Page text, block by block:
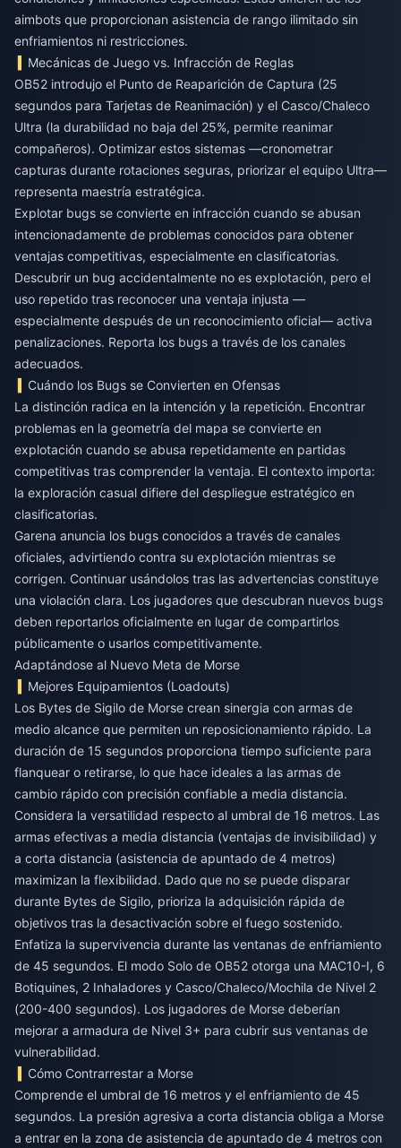
aimbots que proporcionan asistencia de rango ilimitado sin
enfriamientos ni restricciones.
Mecánicas de Juego vs. Infracción de Reglas
OB52 introdujo el Punto de Reaparición de Captura (25
segundos para Tarjetas de Reanimación) y el Casco/Chaleco
Ultra (la durabilidad no baja del 25%, permite reanimar
compañeros). Optimizar estos sistemas —cronometrar
capturas durante rotaciones seguras, priorizar el equipo Ultra—
representa maestría estratégica.
Explotar bugs se convierte en infracción cuando se abusan
intencionadamente de problemas conocidos para obtener
ventajas competitivas, especialmente en clasificatorias.
Descubrir un bug accidentalmente no es explotación, pero el
uso repetido tras reconocer una ventaja injusta —
especialmente después de un reconocimiento oficial— activa
penalizaciones. Reporta los bugs a través de los canales
adecuados.
Cuándo los Bugs se Convierten en Ofensas
La distinción radica en la intención y la repetición. Encontrar
problemas en la geometría del mapa se convierte en
explotación cuando se abusa repetidamente en partidas
competitivas tras comprender la ventaja. El contexto importa:
la exploración casual difiere del despliegue estratégico en
clasificatorias.
Garena anuncia los bugs conocidos a través de canales
oficiales, advirtiendo contra su explotación mientras se
corrigen. Continuar usándolos tras las advertencias constituye
una violación clara. Los jugadores que descubran nuevos bugs
deben reportarlos oficialmente en lugar de compartirlos
públicamente o usarlos competitivamente.
Adaptándose al Nuevo Meta de Morse
Mejores Equipamientos (Loadouts)
Los Bytes de Sigilo de Morse crean sinergia con armas de
medio alcance que permiten un reposicionamiento rápido. La
duración de 15 segundos proporciona tiempo suficiente para
flanquear o retirarse, lo que hace ideales a las armas de
cambio rápido con precisión confiable a media distancia.
Considera la versatilidad respecto al umbral de 16 metros. Las
armas efectivas a media distancia (ventajas de invisibilidad) y
a corta distancia (asistencia de apuntado de 4 metros)
maximizan la flexibilidad. Dado que no se puede disparar
durante Bytes de Sigilo, prioriza la adquisición rápida de
objetivos tras la desactivación sobre el fuego sostenido.
Enfatiza la supervivencia durante las ventanas de enfriamiento
de 45 segundos. El modo Solo de OB52 otorga una MAC10-I, 6
Botiquines, 2 Inhaladores y Casco/Chaleco/Mochila de Nivel 2
(200-400 segundos). Los jugadores de Morse deberían
mejorar a armadura de Nivel 3+ para cubrir sus ventanas de
vulnerabilidad.
Cómo Contrarrestar a Morse
Comprende el umbral de 16 metros y el enfriamiento de 45
segundos. La presión agresiva a corta distancia obliga a Morse
a entrar en la zona de asistencia de apuntado de 4 metros con